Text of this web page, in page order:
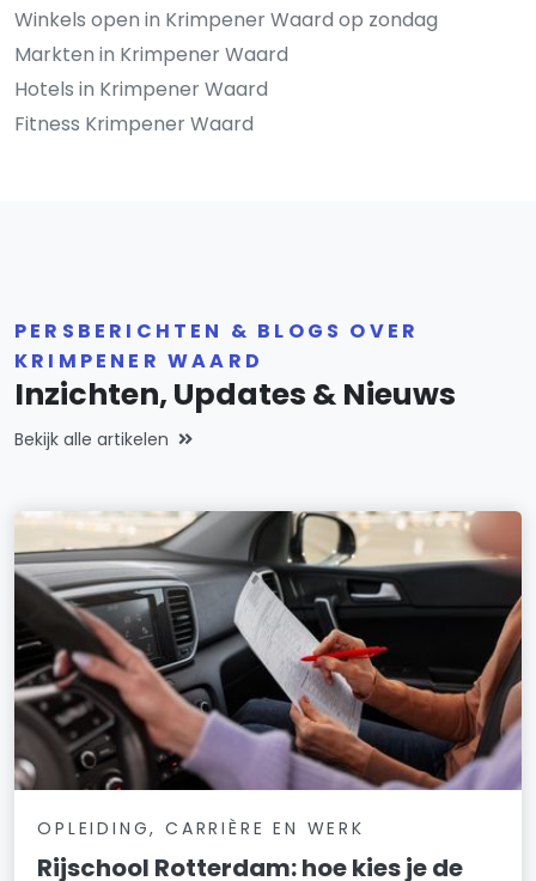
Winkels open in Krimpener Waard op zondag
Markten in Krimpener Waard
Hotels in Krimpener Waard
Fitness Krimpener Waard
PERSBERICHTEN & BLOGS OVER
KRIMPENER WAARD
Inzichten, Updates & Nieuws
Bekijk alle artikelen
OPLEIDING, CARRIÈRE EN WERK
Rijschool Rotterdam: hoe kies je de